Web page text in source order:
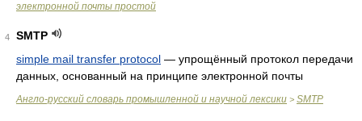
электронной почты простой
4
SMTP
simple mail transfer protocol — упрощённый протокол передачи
данных, основанный на принципе электронной почты
Англо-русский словарь промышленной и научной лексики > SMTP